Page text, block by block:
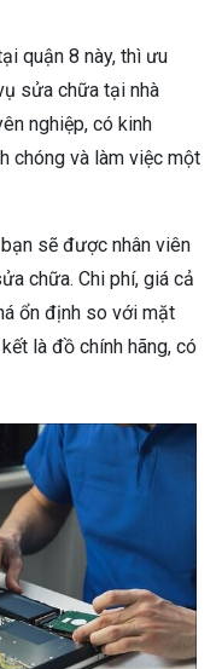
quận 8 này, thì ưu
sửa chữa tại nhà
nghiệp, có kinh
chóng và làm việc một
sẽ được nhân viên
chữa. Chi phí, giá cả
ổn định so với mặt
là đồ chính hãng, có